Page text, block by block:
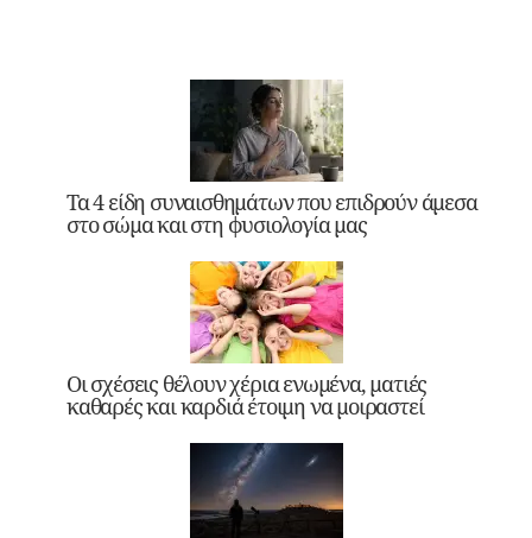
Τα 4 είδη συναισθημάτων που επιδρούν άμεσα
στο σώμα και στη φυσιολογία μας
Οι σχέσεις θέλουν χέρια ενωμένα, ματιές
καθαρές και καρδιά έτοιμη να μοιραστεί